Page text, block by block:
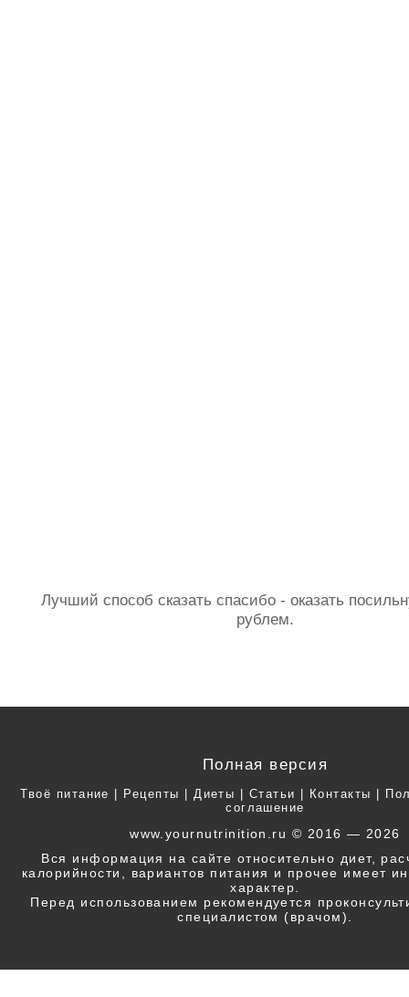
Лучший способ сказать спасибо - оказать
рублем.
Полная версия
Твоё питание | Рецепты | Диеты | Статьи | Контакты |
соглашение
www.yournutrinition.ru © 2016 — 2026
Вся информация на сайте относительно диет,
калорийности, вариантов питания и прочее имеет
характер.
Перед использованием рекомендуется
специалистом (врачом).